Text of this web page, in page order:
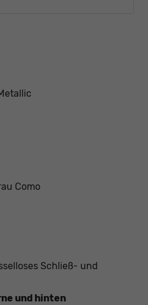
Como
Schließ- und
und hinten